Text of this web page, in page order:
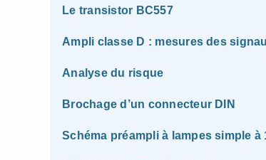
Le transistor BC557
Ampli classe D : mesures des
Analyse du risque
Brochage d’un connecteur DIN
Schéma préampli à lampes simple à